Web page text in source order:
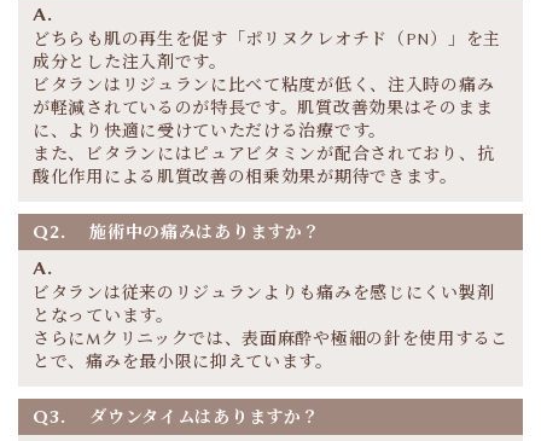
A.
どちらも肌の再生を促す「ポリヌクレオチド（PN）」を主
成分とした注入剤です。
ビタランはリジュランに比べて粘度が低く、注入時の痛み
が軽減されているのが特長です。肌質改善効果はそのまま
に、より快適に受けていただける治療です。
また、ビタランにはピュアビタミンが配合されており、抗
酸化作用による肌質改善の相乗効果が期待できます。
Q2. 施術中の痛みはありますか？
A.
ビタランは従来のリジュランよりも痛みを感じにくい製剤
となっています。
さらにMクリニックでは、表面麻酔や極細の針を使用するこ
とで、痛みを最小限に抑えています。
Q3. ダウンタイムはありますか？